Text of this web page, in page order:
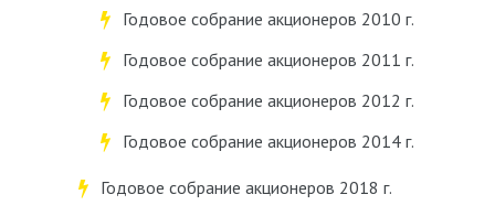
Годовое собрание акционеров 2010 г.
Годовое собрание акционеров 2011 г.
Годовое собрание акционеров 2012 г.
Годовое собрание акционеров 2014 г.
Годовое собрание акционеров 2018 г.